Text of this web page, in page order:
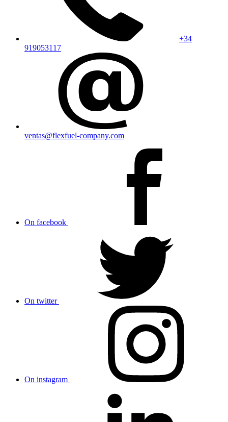
+34
919053117
ventas@flexfuel-company.com
On facebook
On twitter
On instagram